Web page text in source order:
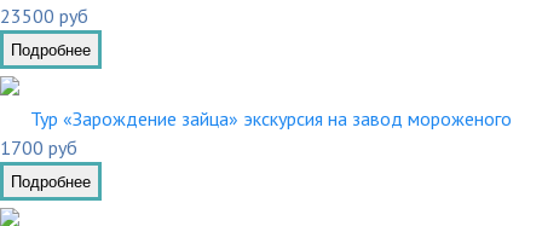
23500 руб
Подробнее
Тур «Зарождение зайца» экскурсия на завод мороженого
1700 руб
Подробнее